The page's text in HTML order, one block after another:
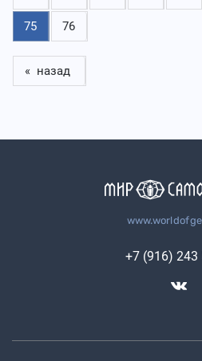
75 76
« назад
+7 (916) 243